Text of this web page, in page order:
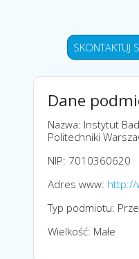
SKONTAKTUJ
Dane
Nazwa: Instytut
Politechniki
NIP: 7010360620
Adres www: http://
Typ podmiotu:
Wielkość: Małe